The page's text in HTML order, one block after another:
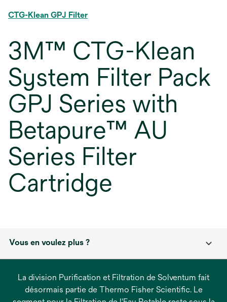
CTG-Klean GPJ Filter
3M™ CTG-Klean
System Filter Pack
GPJ Series with
Betapure™ AU
Series Filter
Cartridge
Vous en voulez plus ?
La division Purification et Filtration de Solventum fait
désormais partie de Thermo Fisher Scientific. Le